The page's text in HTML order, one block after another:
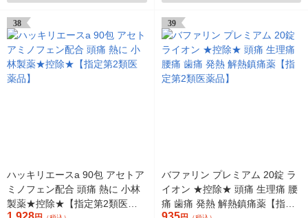
38
ハッキリエースa 90包 アセトア
ミノフェン配合 頭痛 熱に 小林
製薬★控除★【指定第2類医薬
39
バファリン プレミアム 20錠 ラ
イオン ★控除★ 頭痛 生理痛 腰
痛 歯痛 発熱 解熱鎮痛薬【指定